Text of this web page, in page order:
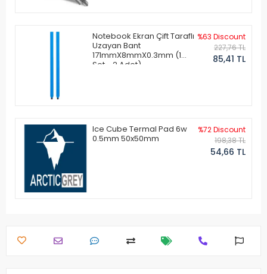
Notebook Ekran Çift Taraflı
Uzayan Bant
171mmX8mmX0.3mm (1
Set - 2 Adet)
%63 Discount
227,76 TL
85,41 TL
Ice Cube Termal Pad 6w
0.5mm 50x50mm
%72 Discount
198,38 TL
54,66 TL